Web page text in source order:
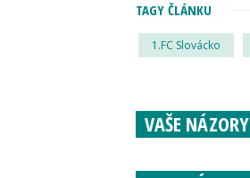
TAGY ČLÁNKU
1.FC Slovácko
VAŠE NÁZORY